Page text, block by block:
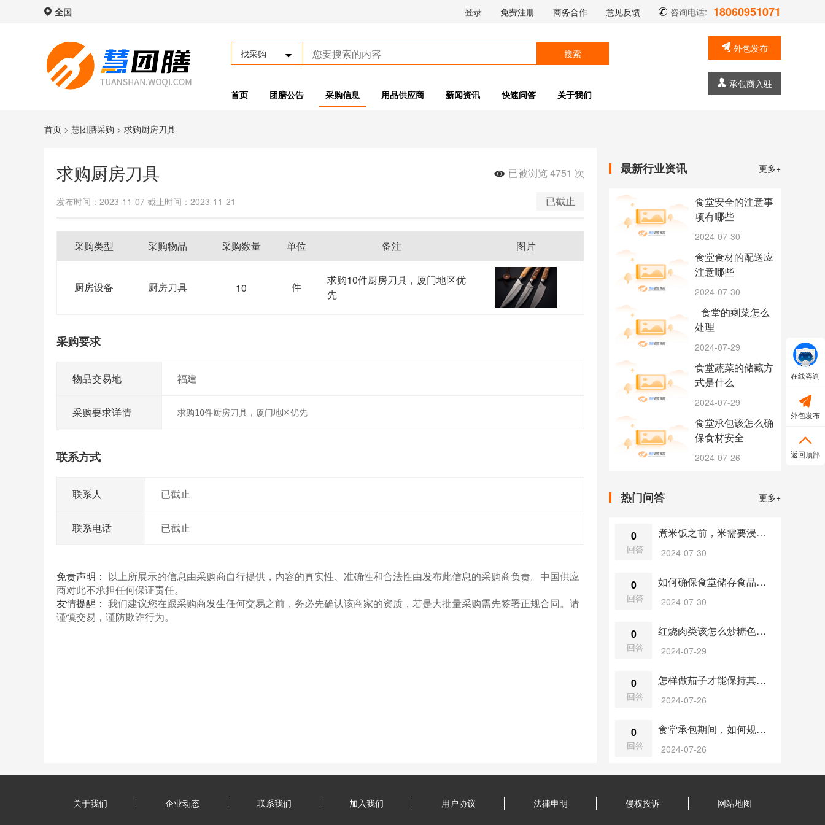
全国 登录 免费注册 商务合作 意见反馈 咨询电话: 18060951071
找采购  搜索
首页 团膳公告 采购信息 用品供应商 新闻资讯 快速问答 关于我们
外包发布
承包商入驻
首页 > 慧团膳采购 > 求购厨房刀具
求购厨房刀具  已被浏览4751 次
发布时间：2023-11-07 截止时间：2023-11-21 已截止
采购类型 采购物品 采购数量 单位 备注 图片
厨房设备 厨房刀具 10 件
求购10件厨房刀具，厦门地区优
先
采购要求
物品交易地 福建
采购要求详情 求购10件厨房刀具，厦门地区优先
联系方式
联系人 已截止
联系电话 已截止
免责声明： 以上所展示的信息由采购商自行提供，内容的真实性、准确性和合法性由发布此信息的采购商负责。中国供应
商对此不承担任何保证责任。
友情提醒： 我们建议您在跟采购商发生任何交易之前，务必先确认该商家的资质，若是大批量采购需先签署正规合同。请
谨慎交易，谨防欺诈行为。
最新行业资讯 更多+
食堂安全的注意事
项有哪些
2024-07-30
食堂食材的配送应
注意哪些
2024-07-30
食堂的剩菜怎么
处理
2024-07-29
食堂蔬菜的储藏方
式是什么
2024-07-29
食堂承包该怎么确
保食材安全
2024-07-26
热门问答 更多+
0
回答
煮米饭之前，米需要浸泡吗？
2024-07-30
0
回答
如何确保食堂储存食品的卫生条件？
2024-07-30
0
回答
红烧肉类该怎么炒糖色？糖的量有没有什么要求？
2024-07-29
0
回答
怎样做茄子才能保持其鲜艳色泽？
2024-07-26
0
回答
食堂承包期间，如何规划食堂的设施更新和环境改善？
2024-07-26
在线咨询

外包发布

返回顶部
关于我们 企业动态 联系我们 加入我们 用户协议 法律申明 侵权投诉 网站地图